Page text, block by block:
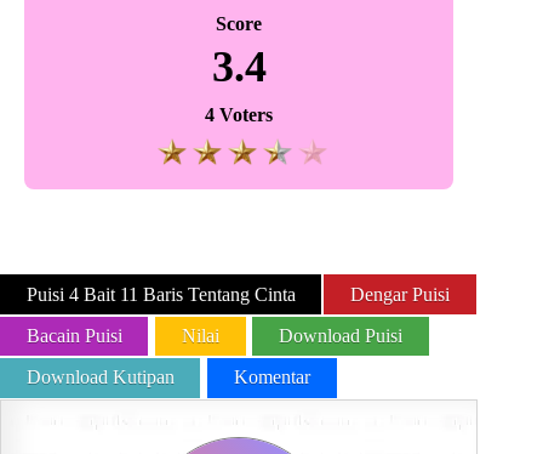
Score
3.4
4 Voters
Puisi 4 Bait 11 Baris Tentang Cinta Dengar Puisi
Bacain Puisi Nilai Download Puisi
Download Kutipan Komentar